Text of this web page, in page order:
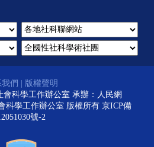
們
版權聲明
會科學工作辦公室 承辦：人民網
科學工作辦公室 版權所有 京ICP備
號-2